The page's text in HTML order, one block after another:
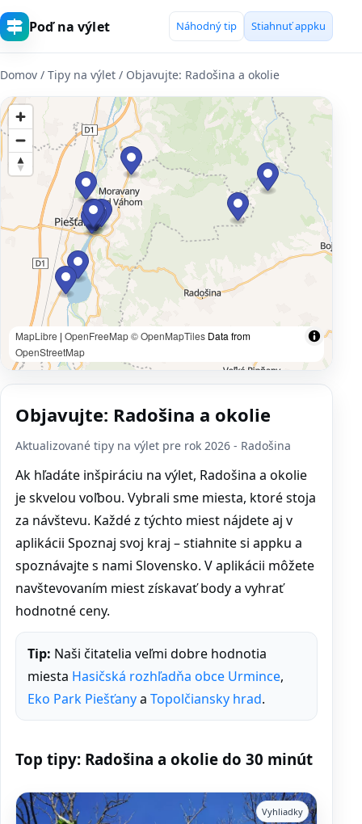
Poď na výlet Náhodný tip Stiahnuť appku
Domov / Tipy na výlet / Objavujte: Radošina a okolie
MapLibre | OpenFreeMap© OpenMapTiles Data from
OpenStreetMap
Objavujte: Radošina a okolie
Aktualizované tipy na výlet pre rok 2026 - Radošina
Ak hľadáte inšpiráciu na výlet, Radošina a okolie
je skvelou voľbou. Vybrali sme miesta, ktoré stoja
za návštevu. Každé z týchto miest nájdete aj v
aplikácii Spoznaj svoj kraj – stiahnite si appku a
spoznávajte s nami Slovensko. V aplikácii môžete
navštevovaním miest získavať body a vyhrať
hodnotné ceny.
Tip: Naši čitatelia veľmi dobre hodnotia
miesta Hasičská rozhľadňa obce Urmince,
Eko Park Piešťanya Topolčiansky hrad.
Top tipy: Radošina a okolie do 30 minút
Vyhliadky